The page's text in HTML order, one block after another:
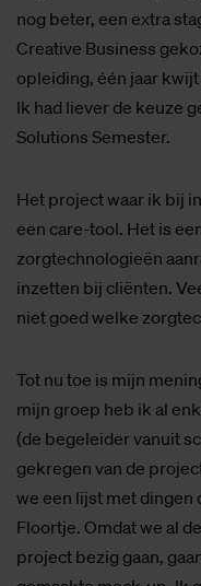
nog beter, een extra
Creative Business
opleiding, één jaar
Ik had liever de keuze
Solutions Semester.
Het project waar ik bij
een care-tool. Het is
zorgtechnologieën
inzetten bij cliënten.
niet goed welke
Tot nu toe is mijn
mijn groep heb ik al
(de begeleider vanuit
gekregen van de
we een lijst met dingen
Floortje. Omdat we al
project bezig gaan,